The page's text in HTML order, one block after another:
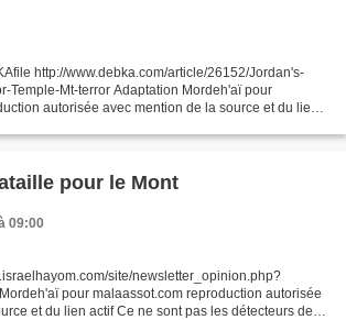
http://www.debka.com/article/26152/Jordan's-
Temple-Mt-terror Adaptation Mordeh'aï pour
autorisée avec mention de la source et du lien
pour le Mont
09:00
site/newsletter_opinion.php?
pour malaassot.com reproduction autorisée
et du lien actif Ce ne sont pas les détecteurs de